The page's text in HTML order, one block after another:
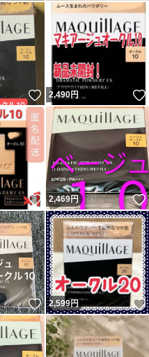
いいね！
2,490円
いいね！
2,469円
いいね！
2,599円